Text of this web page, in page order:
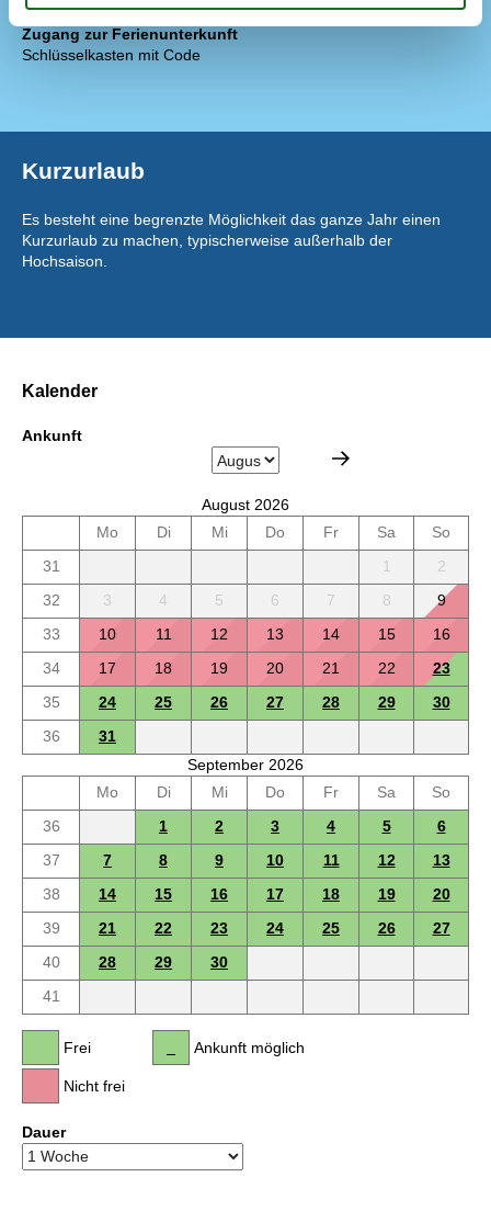
Zugang zur Ferienunterkunft
Schlüsselkasten mit Code
Kurzurlaub
Es besteht eine begrenzte Möglichkeit das ganze Jahr einen
Kurzurlaub zu machen, typischerweise außerhalb der
Hochsaison.
Kalender
Ankunft
August 2026
Mo
Di Mi Do Fr Sa
So
31
1
2
32
3 4 5 6 7 8
9
33
10 11 12 13 14 15
16
34
17 18 19 20 21 22
23
35
24 25 26 27 28 29
30
36
31
September 2026
Mo
Di Mi Do Fr Sa
So
36
1 2 3 4 5
6
37
7 8 9 10 11 12
13
38
14 15 16 17 18 19
20
39
21 22 23 24 25 26
27
40
28 29
30
41
Frei
Nicht frei
Ankunft möglich
Dauer